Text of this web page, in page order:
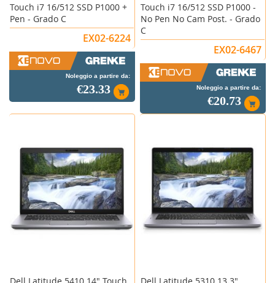
Touch i7 16/512 SSD P1000 +
Pen - Grado C
EX02-6224
Noleggio a partire da:
€23.33
Touch i7 16/512 SSD P1000 -
No Pen No Cam Post. - Grado
C
EX02-6467
Noleggio a partire da:
€20.73